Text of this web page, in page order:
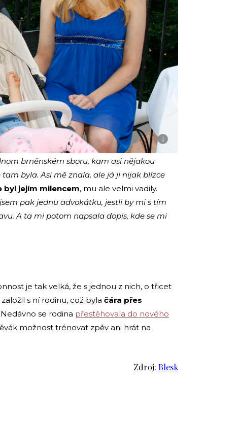
i
brněnském sboru, kam asi nějakou
byla. Asi mě znala, ale já ji nijak blízce
byl jejím milencem, mu ale velmi vadily.
pak jednu advokátku, jestli by mi s tím
A ta mi potom napsala dopis, kde se mi
je tak velká, že s jednou z nich, o třicet
s ní rodinu, což byla čára přes
Nedávno se rodina přestěhovala do nového
možnost trénovat zpěv ani hrát na
Zdroj: Blesk